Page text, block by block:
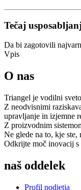
Tečaj
Da bi zagotovili
Vpis
O nas
Triangel je vodilni
Z neodvisnimi
upravljanje in izjemne
Z proizvodnim
Ne glede na to, kje ste,
Odkrijte moč inovacij s
naš oddelek
Profil podjetja